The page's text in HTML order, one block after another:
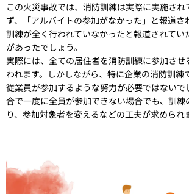
この火災事故では、消防訓練は実際に実施され
ず、「アルバイトの参加がなかった」と報道さ
訓練が全く行われていなかったと報道されてい
があったでしょう。
実際には、全ての居住者を消防訓練に参加さ
われます。しかしながら、特に企業の消防訓練
従業員が参加するような努力が必要ではない
合で一度に全員が参加できない場合でも、訓練
り、参加対象者を変えるなどの工夫が求められ